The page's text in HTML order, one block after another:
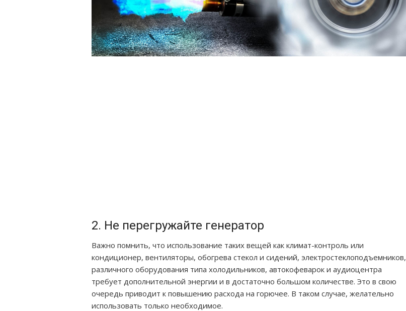
2. Не перегружайте генератор
Важно помнить, что использование таких вещей как климат-контроль или
кондиционер, вентиляторы, обогрева стекол и сидений, электростеклоподъемников,
различного оборудования типа холодильников, автокофеварок и аудиоцентра
требует дополнительной энергии и в достаточно большом количестве. Это в свою
очередь приводит к повышению расхода на горючее. В таком случае, желательно
использовать только необходимое.